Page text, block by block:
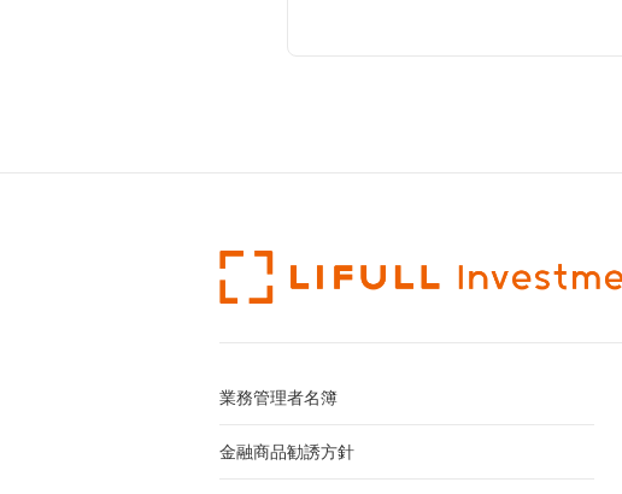
業務管理者名簿
金融商品勧誘方針